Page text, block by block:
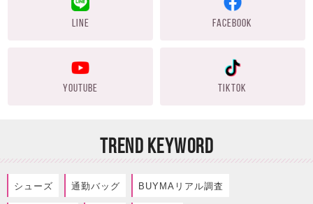
LINE FACEBOOK
YOUTUBE TIKTOK
TREND KEYWORD
シューズ 通勤バッグ BUYMAリアル調査